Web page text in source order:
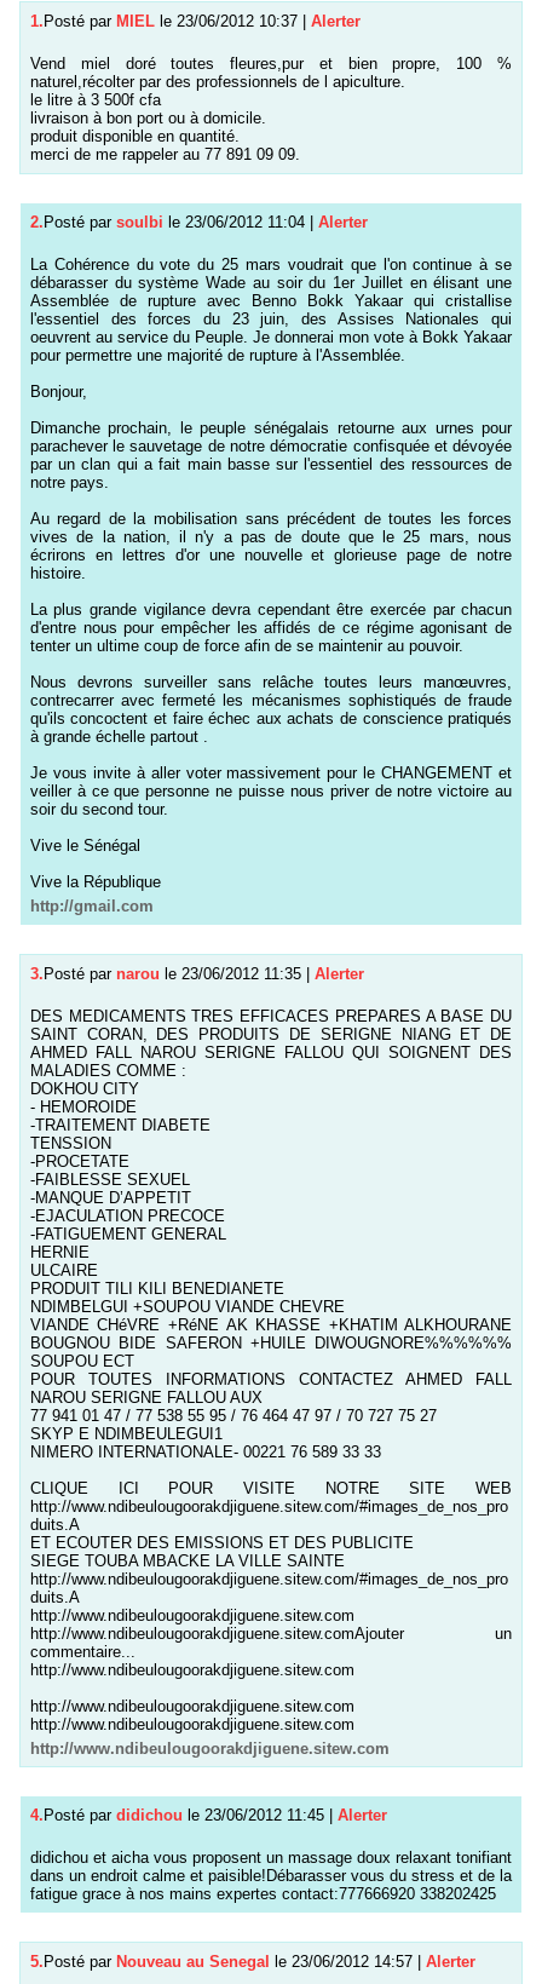
1. Posté par MIEL le 23/06/2012 10:37 Alerter
Vend miel doré toutes fleures,pur et bien propre, 100 %
naturel,récolter par des professionnels de l apiculture.
le litre à 3 500f cfa
livraison à bon port ou à domicile.
produit disponible en quantité.
merci de me rappeler au 77 891 09 09.
2. Posté par soulbi le 23/06/2012 11:04 Alerter
La Cohérence du vote du 25 mars voudrait que l'on continue à se
débarasser du système Wade au soir du 1er Juillet en élisant une
Assemblée de rupture avec Benno Bokk Yakaar qui cristallise
l'essentiel des forces du 23 juin, des Assises Nationales qui
oeuvrent au service du Peuple. Je donnerai mon vote à Bokk Yakaar
pour permettre une majorité de rupture à l'Assemblée.
Bonjour,
Dimanche prochain, le peuple sénégalais retourne aux urnes pour
parachever le sauvetage de notre démocratie confisquée et dévoyée
par un clan qui a fait main basse sur l'essentiel des ressources de
notre pays.
Au regard de la mobilisation sans précédent de toutes les forces
vives de la nation, il n'y a pas de doute que le 25 mars, nous
écrirons en lettres d'or une nouvelle et glorieuse page de notre
histoire.
La plus grande vigilance devra cependant être exercée par chacun
d'entre nous pour empêcher les affidés de ce régime agonisant de
tenter un ultime coup de force afin de se maintenir au pouvoir.
Nous devrons surveiller sans relâche toutes leurs manœuvres,
contrecarrer avec fermeté les mécanismes sophistiqués de fraude
qu'ils concoctent et faire échec aux achats de conscience pratiqués
à grande échelle partout .
Je vous invite à aller voter massivement pour le CHANGEMENT et
veiller à ce que personne ne puisse nous priver de notre victoire au
soir du second tour.
Vive le Sénégal
Vive la République
http://gmail.com
3.Posté par narou le 23/06/2012 11:35 | Alerter
DES MEDICAMENTS TRES EFFICACES PREPARES A BASE DU
SAINT CORAN, DES PRODUITS DE SERIGNE NIANG ET DE
AHMED FALL NAROU SERIGNE FALLOU QUI SOIGNENT DES
MALADIES COMME :
DOKHOU CITY
- HEMOROIDE
-TRAITEMENT DIABETE
TENSSION
-PROCETATE
-FAIBLESSE SEXUEL
-MANQUE D’APPETIT
-EJACULATION PRECOCE
-FATIGUEMENT GENERAL
HERNIE
ULCAIRE
PRODUIT TILI KILI BENEDIANETE
NDIMBELGUI +SOUPOU VIANDE CHEVRE
VIANDE CHéVRE +RéNE AK KHASSE +KHATIM ALKHOURANE
BOUGNOU BIDE SAFERON +HUILE DIWOUGNORE%%%%%%
SOUPOU ECT
POUR TOUTES INFORMATIONS CONTACTEZ AHMED FALL
NAROU SERIGNE FALLOU AUX
77 941 01 47 / 77 538 55 95 / 76 464 47 97 / 70 727 75 27
SKYP E NDIMBEULEGUI1
NIMERO INTERNATIONALE- 00221 76 589 33 33
CLIQUE ICI POUR VISITE NOTRE SITE WEB
http://www.ndibeulougoorakdjiguene.sitew.com/#images_de_nos_pro
duits.A
ET ECOUTER DES EMISSIONS ET DES PUBLICITE
SIEGE TOUBA MBACKE LA VILLE SAINTE
http://www.ndibeulougoorakdjiguene.sitew.com/#images_de_nos_pro
duits.A
http://www.ndibeulougoorakdjiguene.sitew.com
http://www.ndibeulougoorakdjiguene.sitew.comAjouter un
commentaire...
http://www.ndibeulougoorakdjiguene.sitew.com
http://www.ndibeulougoorakdjiguene.sitew.com
http://www.ndibeulougoorakdjiguene.sitew.com
http://www.ndibeulougoorakdjiguene.sitew.com
4. Posté par didichou le 23/06/2012 11:45 Alerter
didichou et aicha vous proposent un massage doux relaxant tonifiant
dans un endroit calme et paisible!Débarasser vous du stress et de la
fatigue grace à nos mains expertes contact:777666920 338202425
5. Posté par Nouveau au Senegal le 23/06/2012 14:57 Alerter